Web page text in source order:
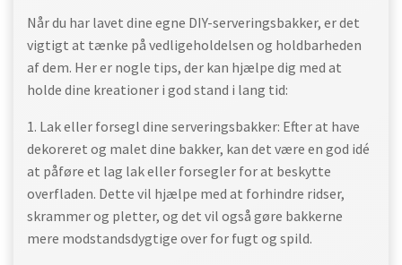
Når du har lavet dine egne DIY-serveringsbakker, er det
vigtigt at tænke på vedligeholdelsen og holdbarheden
af dem. Her er nogle tips, der kan hjælpe dig med at
holde dine kreationer i god stand i lang tid:
1. Lak eller forsegl dine serveringsbakker: Efter at have
dekoreret og malet dine bakker, kan det være en god idé
at påføre et lag lak eller forsegler for at beskytte
overfladen. Dette vil hjælpe med at forhindre ridser,
skrammer og pletter, og det vil også gøre bakkerne
mere modstandsdygtige over for fugt og spild.